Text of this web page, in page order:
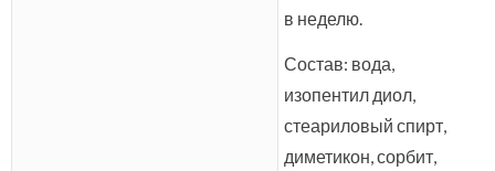
в неделю.
Состав: вода,
изопентил диол,
стеариловый спирт,
диметикон, сорбит,